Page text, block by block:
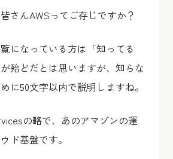
さんAWSってご存じですか？
になっている方は「知ってる
殆どだとは思いますが、知らな
に50文字以内で説明しますね。
の略で、あのアマゾンの運
ド基盤です。